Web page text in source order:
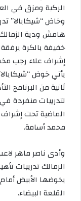
الركبة ومزق في
وخاض “شيكابالا”
هامش ودية
خفيفة بالكرة
إشراف علاء رجب
يأتي خوض
ثانية من البرنامج
لتدريبات منفردة
الماضية تحت إشراف
محمد أسامة.
وأدى ناصر ماهر
الزمالك تدريبات
يخوضها الأبيض
القلعة البيضاء.